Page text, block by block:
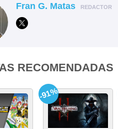
Fran G. Matas REDACTOR
RECOMENDADAS
-91%